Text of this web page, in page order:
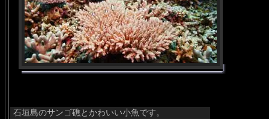
石垣島のサンゴ礁とかわいい小魚です。